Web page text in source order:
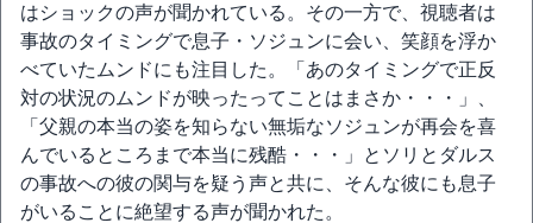
はショックの声が聞かれている。その一方で、視聴者は
事故のタイミングで息子・ソジュンに会い、笑顔を浮か
べていたムンドにも注目した。「あのタイミングで正反
対の状況のムンドが映ったってことはまさか・・・」、
「父親の本当の姿を知らない無垢なソジュンが再会を喜
んでいるところまで本当に残酷・・・」とソリとダルス
の事故への彼の関与を疑う声と共に、そんな彼にも息子
がいることに絶望する声が聞かれた。